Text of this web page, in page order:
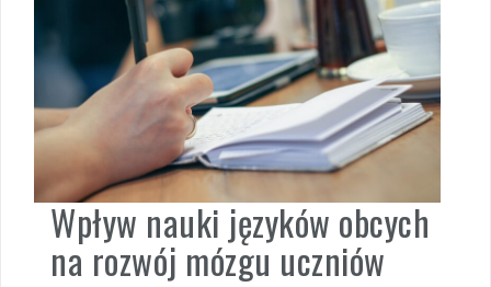
Wpływ nauki języków obcych
na rozwój mózgu uczniów